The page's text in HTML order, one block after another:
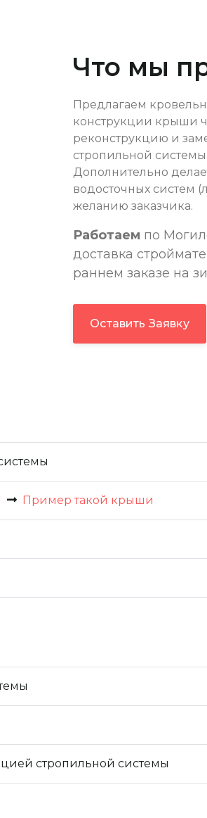
Что мы
Предлагаем
конструкции крыши
реконструкцию и
стропильной
Дополнительно
водосточных систем
желанию заказчика.
Работаем по
доставка
раннем заказе на
Оставить Заявку
Пример такой крыши
стропильной системы